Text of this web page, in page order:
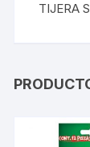
TIJERA